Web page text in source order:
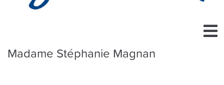
Madame Stéphanie Magnan